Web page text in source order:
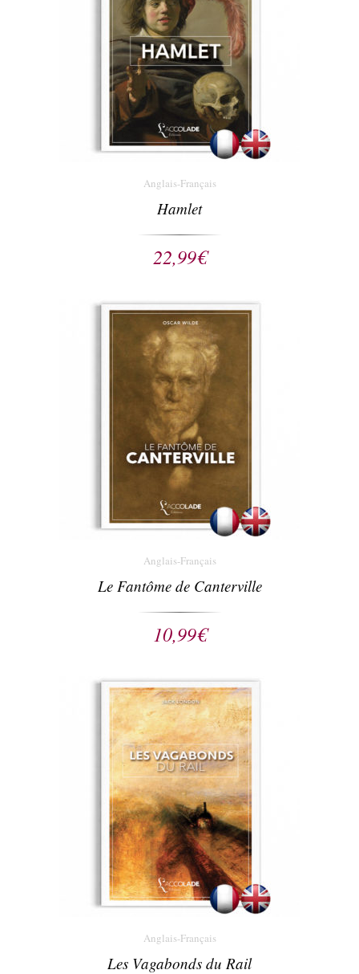
Anglais-Français
Hamlet
22,99€
Anglais-Français
Le Fantôme de Canterville
10,99€
Anglais-Français
Les Vagabonds du Rail